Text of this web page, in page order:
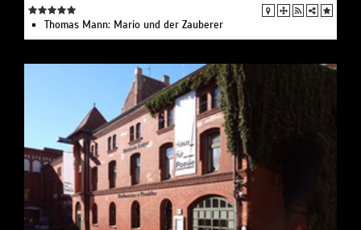
Thomas Mann: Mario und der Zauberer